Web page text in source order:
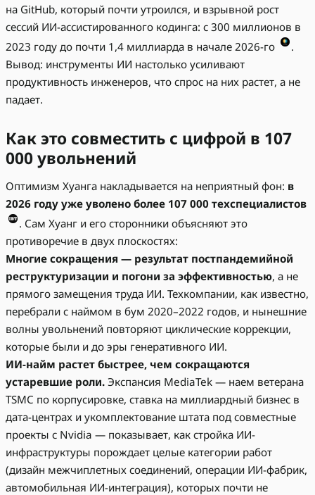
на GitHub, который почти утроился, и взрывной рост
сессий ИИ-ассистированного кодинга: с 300 миллионов в
2023 году до почти 1,4 миллиарда в начале 2026-го
.
Вывод: инструменты ИИ настолько усиливают
продуктивность инженеров, что спрос на них растет, а не
падает.
Как это совместить с цифрой в 107
000 увольнений
Оптимизм Хуанга накладывается на неприятный фон: в
2026 году уже уволено более 107 000 техспециалистов
. Сам Хуанг и его сторонники объясняют это
противоречие в двух плоскостях:
Многие сокращения — результат постпандемийной
реструктуризации и погони за эффективностью, а не
прямого замещения труда ИИ. Техкомпании, как известно,
перебрали с наймом в бум 2020–2022 годов, и нынешние
волны увольнений повторяют циклические коррекции,
которые были и до эры генеративного ИИ.
ИИ-найм растет быстрее, чем сокращаются
устаревшие роли. Экспансия MediaTek — наем ветерана
TSMC по корпусировке, ставка на миллиардный бизнес в
дата-центрах и укомплектование штата под совместные
проекты с Nvidia — показывает, как стройка ИИ-
инфраструктуры порождает целые категории работ
(дизайн межчиплетных соединений, операции ИИ-фабрик,
автомобильная ИИ-интеграция), которых почти не